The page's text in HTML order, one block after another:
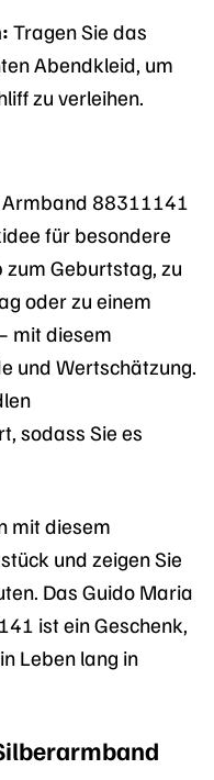
Tragen Sie das
Abendkleid, um
zu verleihen.
88311141
für besondere
zum Geburtstag, zu
oder zu einem
mit diesem
und Wertschätzung.
sodass Sie es
mit diesem
und zeigen Sie
Das Guido Maria
ist ein Geschenk,
Leben lang in